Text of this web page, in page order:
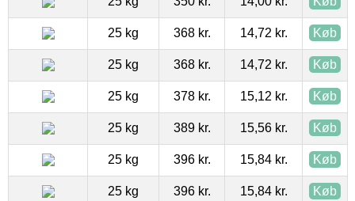
25 kg 368 kr. 14,72 kr. Køb
25 kg 368 kr. 14,72 kr. Køb
25 kg 378 kr. 15,12 kr. Køb
25 kg 389 kr. 15,56 kr. Køb
25 kg 396 kr. 15,84 kr. Køb
25 kg 396 kr. 15,84 kr. Køb